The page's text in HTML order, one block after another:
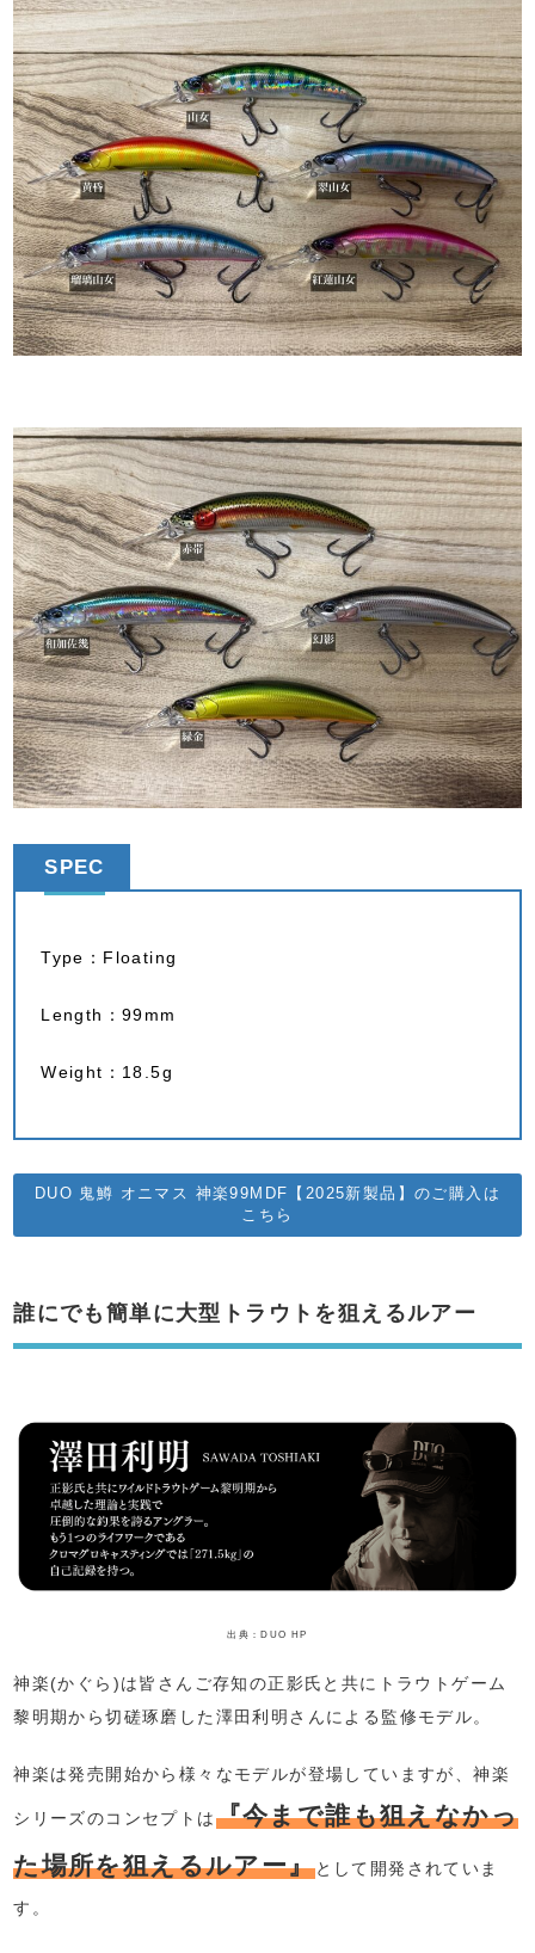
SPEC
Type：Floating
Length：99mm
Weight：18.5g
DUO 鬼鱒 オニマス 神楽99MDF【2025新製品】のご購入は
こちら
誰にでも簡単に大型トラウトを狙えるルアー
出典：DUO HP
神楽(かぐら)は皆さんご存知の正影氏と共にトラウトゲーム
黎明期から切磋琢磨した澤田利明さんによる監修モデル。
神楽は発売開始から様々なモデルが登場していますが、神楽
シリーズのコンセプトは『今まで誰も狙えなかっ
た場所を狙えるルアー』として開発されていま
す。